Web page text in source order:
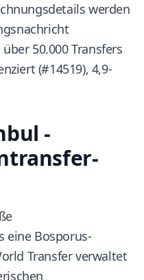
werden
50.000 Transfers
(#14519), 4,9-
-
eine Bosporus-
Transfer verwaltet